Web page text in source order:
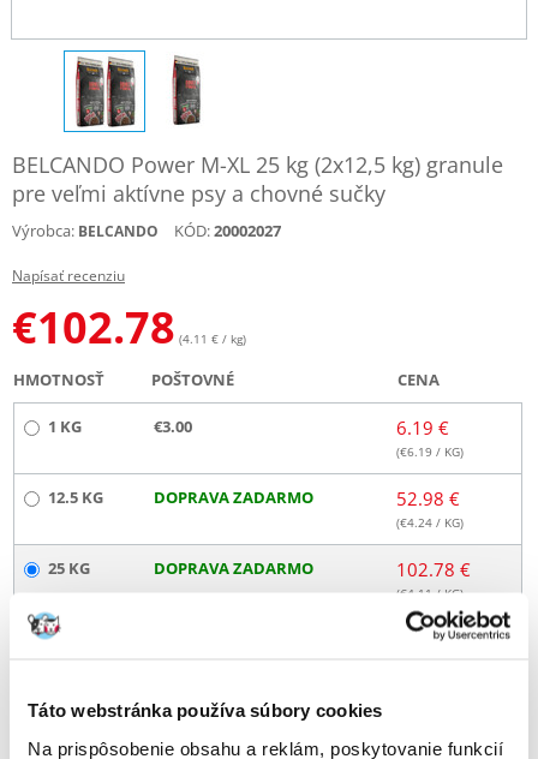
Táto webstránka používa súbory cookies
Na prispôsobenie obsahu a reklám, poskytovanie funkcií
BELCANDO Power M-XL 25 kg (2x12,5 kg) granule
pre veľmi aktívne psy a chovné sučky
Výrobca: BELCANDO KÓD:20002027
Napísať recenziu
€102.78 (4.11 € / kg)
HMOTNOSŤ POŠTOVNÉ CENA
1 KG €3.00 6.19 €
(€6.19 / KG)
12.5 KG DOPRAVA ZADARMO 52.98 €
(€4.24 / KG)
25 KG DOPRAVA ZADARMO 102.78 €
(€4.11/ KG)
ODOSIELAME DO 48HODÍN
Products in package